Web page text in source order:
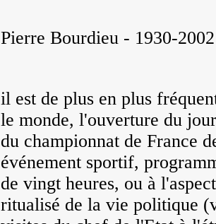
Pierre Bourdieu - 1930-
il est de plus en plus
le monde, l'ouverture du
du championnat de France
événement sportif,
de vingt heures, ou à
ritualisé de la vie politique